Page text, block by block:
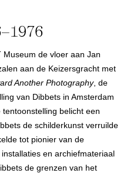
Museum de vloer aan Jan
aan de Keizersgracht met
Another Photography, de
van Dibbets in Amsterdam
belicht een
de schilderkunst verruilde
tot pionier van de
en archiefmateriaal
de grenzen van het